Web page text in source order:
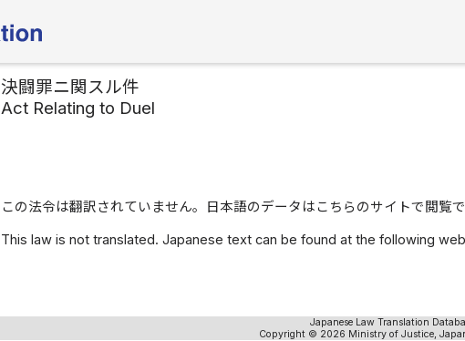
決闘罪ニ関スル件
Act Relating to Duel
この法令は翻訳されていません。日本語のデータはこちらのサイトで閲覧
This law is not translated. Japanese text can be found at the following
Japanese Law Translation
Copyright © 2026 Ministry of Justice,